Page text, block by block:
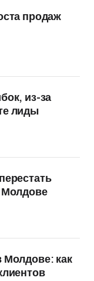
продаж
из-за
лиды
Молдове
Молдове: как